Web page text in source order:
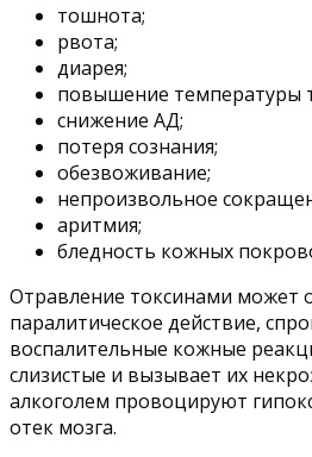
тошнота;
рвота;
диарея;
повышение температуры
снижение АД;
потеря сознания;
обезвоживание;
непроизвольное
аритмия;
бледность кожных
Отравление токсинами может
паралитическое действие,
воспалительные кожные
слизистые и вызывает их
алкоголем провоцируют
отек мозга.